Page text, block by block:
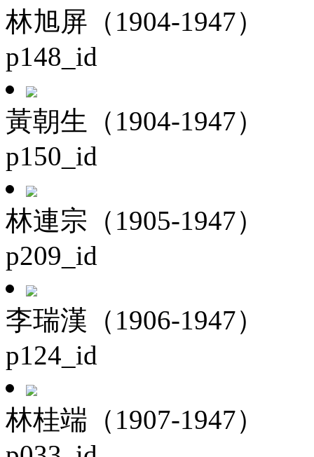
林旭屏（1904-1947）
p148_id
黃朝生（1904-1947）
p150_id
林連宗（1905-1947）
p209_id
李瑞漢（1906-1947）
p124_id
林桂端（1907-1947）